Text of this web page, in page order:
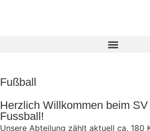
Fußball
Herzlich Willkommen beim
Fussball!
Unsere Abteilung zählt aktuell ca. 180